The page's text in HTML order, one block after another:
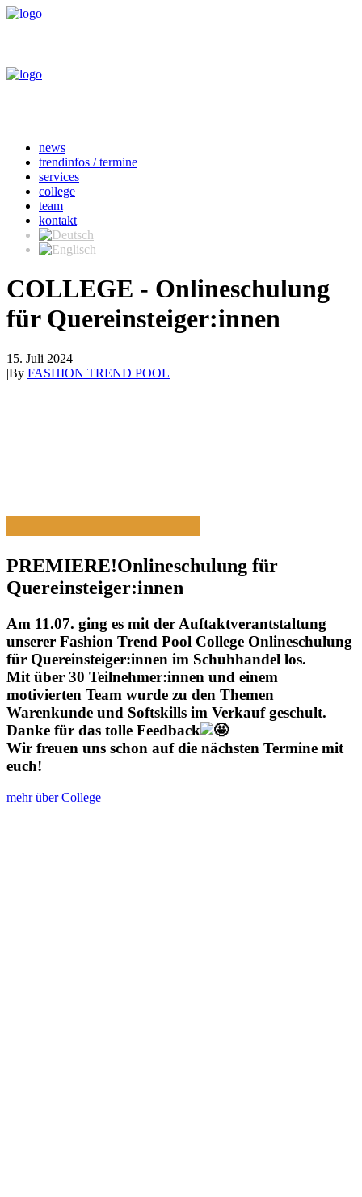
news
trendinfos / termine
services
college
team
kontakt
COLLEGE - Onlineschulung
für Quereinsteiger:innen
15. Juli 2024
|By FASHION TREND POOL
PREMIERE!Onlineschulung für
Quereinsteiger:innen
Am 11.07. ging es mit der Auftaktverantstaltung
unserer Fashion Trend Pool College Onlineschulung
für Quereinsteiger:innen im Schuhhandel los.
Mit über 30 Teilnehmer:innen und einem
motivierten Team wurde zu den Themen
Warenkunde und Softskills im Verkauf geschult.
Danke für das tolle Feedback
Wir freuen uns schon auf die nächsten Termine mit
euch!
mehr über College